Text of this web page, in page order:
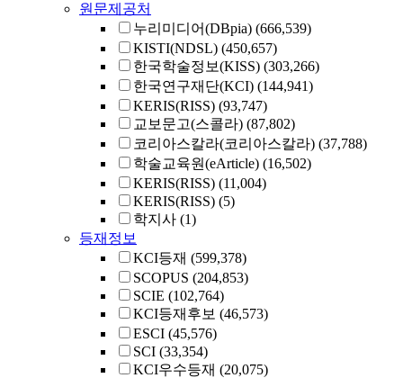
원문제공처
누리미디어(DBpia) (666,539)
KISTI(NDSL) (450,657)
한국학술정보(KISS) (303,266)
한국연구재단(KCI) (144,941)
KERIS(RISS) (93,747)
교보문고(스콜라) (87,802)
코리아스칼라(코리아스칼라) (37,788)
학술교육원(eArticle) (16,502)
KERIS(RISS) (11,004)
KERIS(RISS) (5)
학지사 (1)
등재정보
KCI등재 (599,378)
SCOPUS (204,853)
SCIE (102,764)
KCI등재후보 (46,573)
ESCI (45,576)
SCI (33,354)
KCI우수등재 (20,075)